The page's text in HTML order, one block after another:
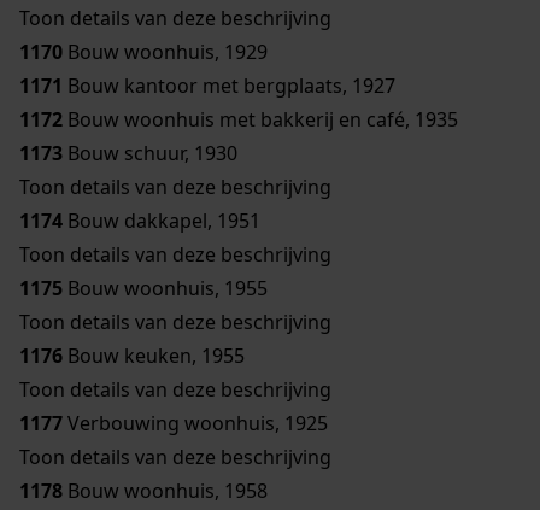
Toon details van deze beschrijving
1170 Bouw woonhuis, 1929
1171 Bouw kantoor met bergplaats, 1927
1172 Bouw woonhuis met bakkerij en café, 1935
1173 Bouw schuur, 1930
Toon details van deze beschrijving
1174 Bouw dakkapel, 1951
Toon details van deze beschrijving
1175 Bouw woonhuis, 1955
Toon details van deze beschrijving
1176 Bouw keuken, 1955
Toon details van deze beschrijving
1177Verbouwing woonhuis, 1925
Toon details van deze beschrijving
1178 Bouw woonhuis, 1958